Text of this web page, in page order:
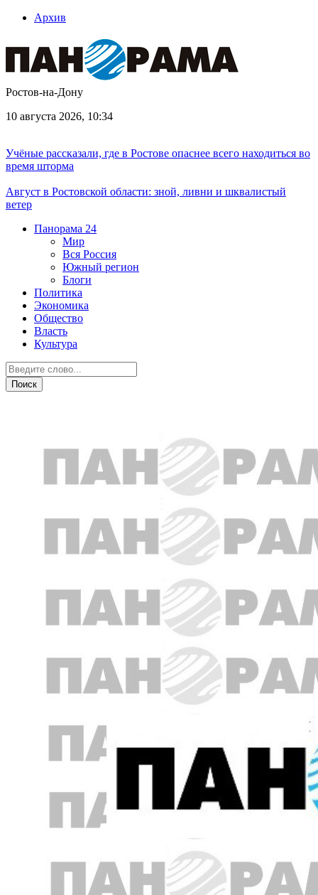
Архив
Ростов-на-Дону
10 августа 2026, 10:34
Учёные рассказали, где в Ростове опаснее всего находиться во
время шторма
Август в Ростовской области: зной, ливни и шквалистый
ветер
Панорама 24
Мир
Вся Россия
Южный регион
Блоги
Политика
Экономика
Общество
Власть
Культура